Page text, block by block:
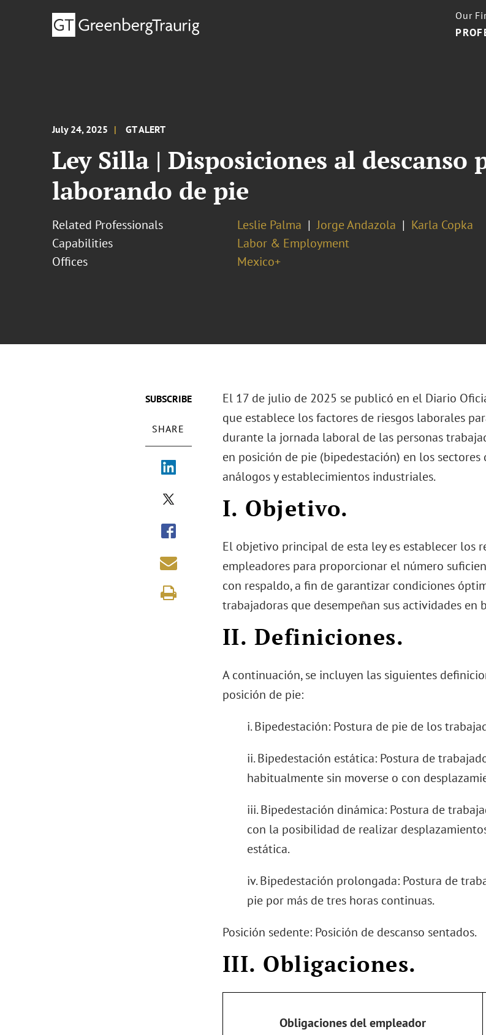
Our
July 24, 2025 GT ALERT
Ley Silla | Disposiciones al descanso
laborando de pie
Related Professionals Leslie Palma Jorge Andazola
Karla Copka
Capabilities
Labor & Employment
Offices
Mexico+
SUBSCRIBE
SHARE
El 17 de julio de 2025 se publicó en el Diario
que establece los factores de riesgos laborales
durante la jornada laboral de las personas
en posición de pie (bipedestación) en los
análogos y establecimientos industriales.
I. Objetivo.
El objetivo principal de esta ley es establecer los
empleadores para proporcionar el número
con respaldo, a fin de garantizar condiciones
trabajadoras que desempeñan sus actividades en
II. Definiciones.
A continuación, se incluyen las siguientes
posición de pie:
i. Bipedestación: Postura de pie de los
ii. Bipedestación estática: Postura de
habitualmente sin moverse o con
iii. Bipedestación dinámica: Postura de
con la posibilidad de realizar
estática.
iv. Bipedestación prolongada: Postura de
pie por más de tres horas continuas.
Posición sedente: Posición de descanso sentados.
III. Obligaciones.
Obligaciones del empleador